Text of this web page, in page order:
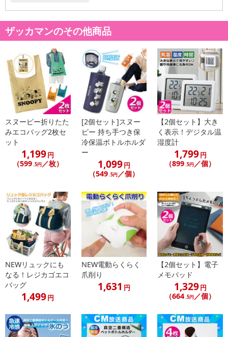
ザッカマンのその他商品
スヌーピー折りたた
みエコバッグ2枚セ
ット
1,199円
（599.5円／枚）
[2個セット]スヌー
ピー 持ち手つき保
冷保温ボトルホルダ
ー
1,099円
（549.5円 ／個）
【2個セット】大き
く表示！デジタル温
湿度計
1,799円
（899.5円 ／個）
NEWリュックにも
なる！レジカゴエコ
バッグ
1,499円
NEW電動らくらく
爪削り
1,631 円
【2個セット】電子
メモパッド
1,329円
（664.5円／個）